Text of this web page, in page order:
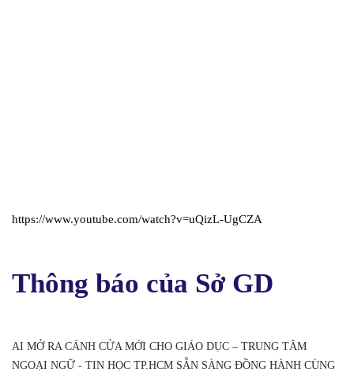
https://www.youtube.com/watch?v=uQizL-UgCZA
Thông báo của Sở GD
AI MỞ RA CÁNH CỬA MỚI CHO GIÁO DỤC – TRUNG TÂM
NGOẠI NGỮ - TIN HỌC TP.HCM SẴN SÀNG ĐỒNG HÀNH CÙNG